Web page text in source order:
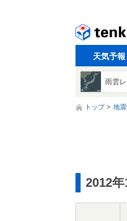
天気予報
雨雲
トップ 地
2012